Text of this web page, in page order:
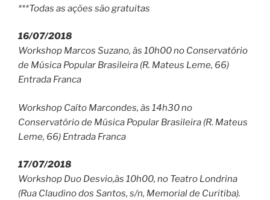
***Todas as ações são gratuitas
16/07/2018
Workshop Marcos Suzano, às 10h00 no Conservatório
de Música Popular Brasileira (R. Mateus Leme, 66)
Entrada Franca
Workshop Caíto Marcondes, às 14h30 no
Conservatório de Música Popular Brasileira (R. Mateus
Leme, 66) Entrada Franca
17/07/2018
Workshop Duo Desvio,às 10h00, no Teatro Londrina
(Rua Claudino dos Santos, s/n, Memorial de Curitiba).